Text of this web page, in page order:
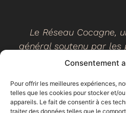
Consentement
Pour offrir les meilleures expériences,
telles que les cookies pour stocker et/
appareils. Le fait de consentir à ces
traiter des données telles que le
Le Réseau Cocagne,
général soutenu par les
©2026- Réseau Cocagne -
Mentions